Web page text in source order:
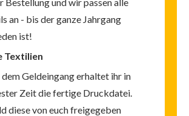
an - bis der ganze Jahrgang
ist!
Textilien
Geldeingang erhaltet ihr in
Zeit die fertige Druckdatei.
diese von euch freigegeben